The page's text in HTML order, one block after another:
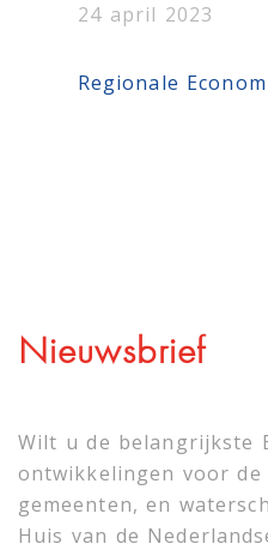
24 april 2023
Regionale
Nieuwsbrief
Wilt u de belangrijkste
ontwikkelingen voor de
gemeenten, en
Huis van de